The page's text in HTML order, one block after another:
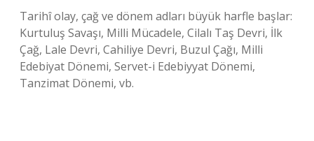
Tarihî olay, çağ ve dönem adları büyük harfle başlar:
Kurtuluş Savaşı, Milli Mücadele, Cilalı Taş Devri, İlk
Çağ, Lale Devri, Cahiliye Devri, Buzul Çağı, Milli
Edebiyat Dönemi, Servet-i Edebiyyat Dönemi,
Tanzimat Dönemi, vb.